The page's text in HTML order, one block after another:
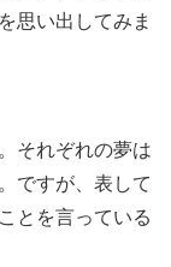
思い出してみま
それぞれの夢は
ですが、表して
とを言っている